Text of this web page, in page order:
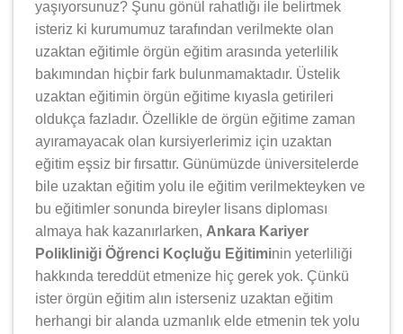
yaşıyorsunuz? Şunu gönül rahatlığı ile belirtmek
isteriz ki kurumumuz tarafından verilmekte olan
uzaktan eğitimle örgün eğitim arasında yeterlilik
bakımından hiçbir fark bulunmamaktadır. Üstelik
uzaktan eğitimin örgün eğitime kıyasla getirileri
oldukça fazladır. Özellikle de örgün eğitime zaman
ayıramayacak olan kursiyerlerimiz için uzaktan
eğitim eşsiz bir fırsattır. Günümüzde üniversitelerde
bile uzaktan eğitim yolu ile eğitim verilmekteyken ve
bu eğitimler sonunda bireyler lisans diploması
almaya hak kazanırlarken, Ankara Kariyer
Polikliniği Öğrenci Koçluğu Eğitiminin yeterliliği
hakkında tereddüt etmenize hiç gerek yok. Çünkü
ister örgün eğitim alın isterseniz uzaktan eğitim
herhangi bir alanda uzmanlık elde etmenin tek yolu